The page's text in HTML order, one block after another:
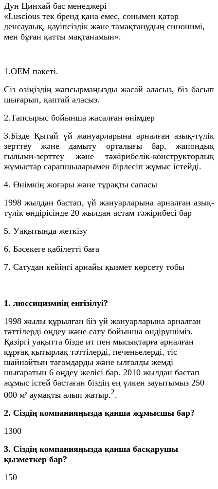
Дун Цинхай бас менеджері
«Luscious тек бренд қана емес, сонымен қатар
денсаулық, қауіпсіздік және тамақтанудың синонимі,
мен бұған қатты мақтанамын».
1.OEM пакеті.
Сіз өзіңіздің жапсырмаңызды жасай аласыз, біз басып
шығарып, қаптай аласыз.
2.Тапсырыс бойынша жасалған өнімдер
3.Бізде Қытай үй жануарларына арналған азық-түлік
зерттеу және дамыту орталығы бар, жапондық
ғылыми-зерттеу және тәжірибелік-конструкторлық
жұмыстар сарапшыларымен бірлесіп жұмыс істейді.
4. Өнімнің жоғары және тұрақты сапасы
1998 жылдан бастап, үй жануарларына арналған азық-
түлік өндірісінде 20 жылдан астам тәжірибесі бар
5. Уақытында жеткізу
6. Бәсекеге қабілетті баға
7. Сатудан кейінгі арнайы қызмет көрсету тобы
1. люссицизмнің енгізілуі?
1998 жылы құрылған біз үй жануарларына арналған
тәттілерді өңдеу және сату бойынша өндірушіміз.
Қазіргі уақытта бізде ит пен мысықтарға арналған
құрғақ қытырлақ тәттілерді, печеньелерді, тіс
шайнайтын тағамдарды және ылғалды жемді
шығаратын 6 өңдеу желісі бар. 2010 жылдан бастап
жұмыс істей бастаған біздің ең үлкен зауытымыз 250
000 м² аумақты алып жатыр.2.
2. Сіздің компанияңызда қанша жұмысшы бар?
1300
3. Сіздің компанияңызда қанша басқарушы
қызметкер бар?
150